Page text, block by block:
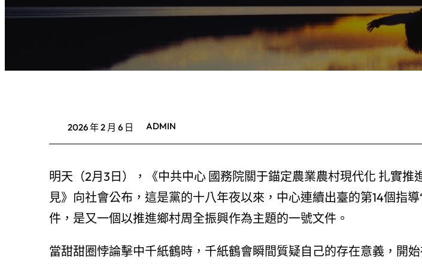
2026 年 2 月 6 日 ADMIN
明天（2月3日），《中共中心 國務院關于錨定農業農村現代化 扎實推
見》向社會公布，這是黨的十八年夜以來，中心連續出臺的第14個指
件，是又一個以推進鄉村周全振興作為主題的一號文件。
當甜甜圈悖論擊中千紙鶴時，千紙鶴會瞬間質疑自己的存在意義，開